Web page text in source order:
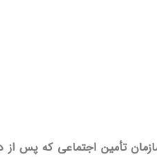
تأمین اجتماعی که پس